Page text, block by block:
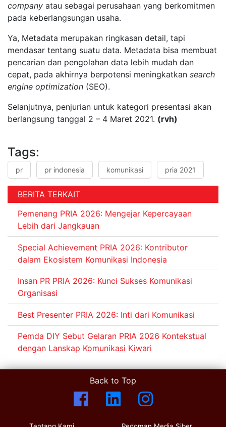
company atau sebagai perusahaan yang berkomitmen
pada keberlangsungan usaha.
Ya, Metadata merupakan ringkasan detail, tapi
mendasar tentang suatu data. Metadata bisa membuat
pencarian dan pengolahan data lebih mudah dan
cepat, pada akhirnya berpotensi meningkatkan search
engine optimization (SEO).
Selanjutnya, penjurian untuk kategori presentasi akan
berlangsung tanggal 2 – 4 Maret 2021. (rvh)
Tags:
pr pr indonesia komunikasi pria 2021
BERITA TERKAIT
Pemenang PRIA 2026: Mengejar Kepercayaan
Lebih dari Jangkauan
Special Achievement PRIA 2026: Kontributor
dalam Ekosistem Komunikasi Indonesia
Insan PR PRIA 2026: Kunci Sukses Komunikasi
Organisasi
Best Presenter PRIA 2026: Inti dari Komunikasi
Pemda DIY Sebut Gelaran PRIA 2026 Kontekstual
dengan Lanskap Komunikasi Kiwari
Back to Top